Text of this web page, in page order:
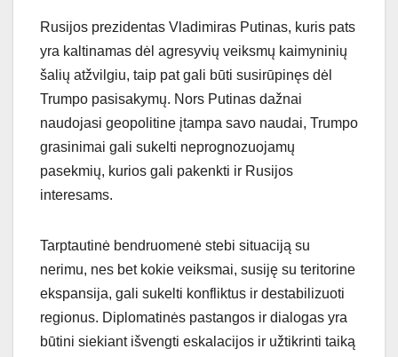
Rusijos prezidentas Vladimiras Putinas, kuris pats
yra kaltinamas dėl agresyvių veiksmų kaimyninių
šalių atžvilgiu, taip pat gali būti susirūpinęs dėl
Trumpo pasisakymų. Nors Putinas dažnai
naudojasi geopolitine įtampa savo naudai, Trumpo
grasinimai gali sukelti neprognozuojamų
pasekmių, kurios gali pakenkti ir Rusijos
interesams.
Tarptautinė bendruomenė stebi situaciją su
nerimu, nes bet kokie veiksmai, susiję su teritorine
ekspansija, gali sukelti konfliktus ir destabilizuoti
regionus. Diplomatinės pastangos ir dialogas yra
būtini siekiant išvengti eskalacijos ir užtikrinti taiką